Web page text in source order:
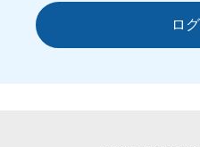
ロ